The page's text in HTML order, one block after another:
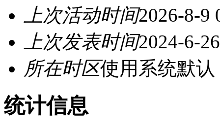
上次活动时间2026-8-9
上次发表时间2024-6-
所在时区使用系统默认
统计信息